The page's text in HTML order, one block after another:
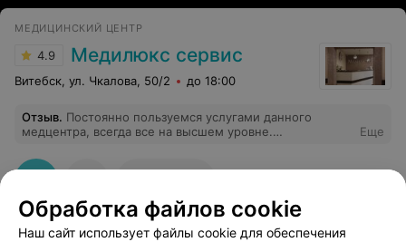
МЕДИЦИНСКИЙ ЦЕНТР
4.9 Медилюкс сервис
Витебск, ул. Чкалова, 50/2 до 18:00
Отзыв. Постоянно пользуемся услугами данного
медцентра, всегда все на высшем уровне.
рекомендации. Спасибо!
Еще
Обработка файлов cookie
Наш сайт использует файлы cookie для обеспечения